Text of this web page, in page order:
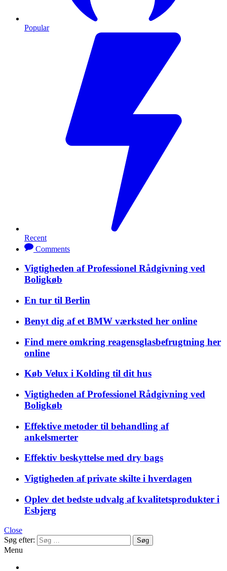
Popular
Recent
Comments
Vigtigheden af Professionel Rådgivning ved
Boligkøb
En tur til Berlin
Benyt dig af et BMW værksted her online
Find mere omkring reagensglasbefrugtning her
online
Køb Velux i Kolding til dit hus
Vigtigheden af Professionel Rådgivning ved
Boligkøb
Effektive metoder til behandling af
ankelsmerter
Effektiv beskyttelse med dry bags
Vigtigheden af private skilte i hverdagen
Oplev det bedste udvalg af kvalitetsprodukter i
Esbjerg
Close
Søg efter:
Menu